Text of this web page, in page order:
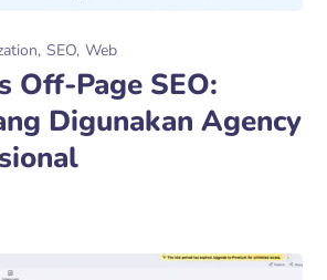
SEO Web
Off-Page SEO:
Digunakan Agency